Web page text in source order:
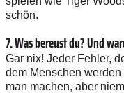
schön.
7. Was bereust du? Und
Gar nix! Jeder Fehler,
dem Menschen
man machen, aber